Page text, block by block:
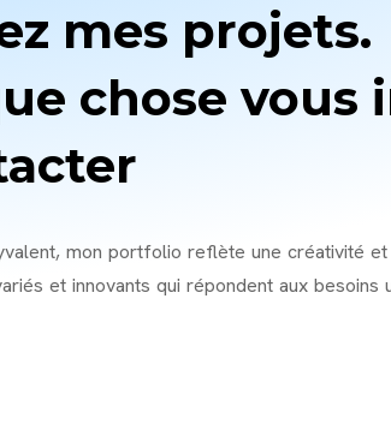
mes projets.
chose vous
mon portfolio reflète une créativité
et innovants qui répondent aux besoins